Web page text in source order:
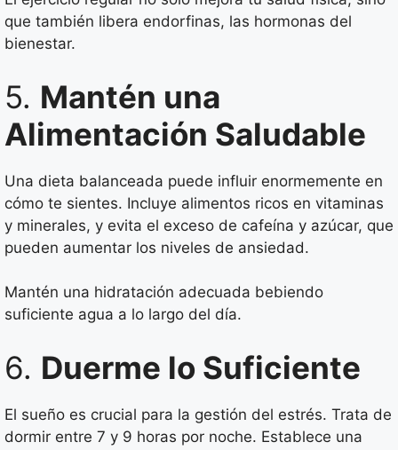
que también libera endorfinas, las hormonas del
bienestar.
5. Mantén una
Alimentación Saludable
Una dieta balanceada puede influir enormemente en
cómo te sientes. Incluye alimentos ricos en vitaminas
y minerales, y evita el exceso de cafeína y azúcar, que
pueden aumentar los niveles de ansiedad.
Mantén una hidratación adecuada bebiendo
suficiente agua a lo largo del día.
6. Duerme lo Suficiente
El sueño es crucial para la gestión del estrés. Trata de
dormir entre 7 y 9 horas por noche. Establece una